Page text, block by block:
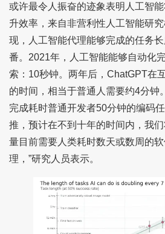
或许最令人振奋的迹象表明人工智
升效率，来自非营利性人工智能研
现，人工智能代理能够完成的任务
番。2021年，人工智能能够自动化
索：10秒钟。两年后，ChatGPT在
的时间，相当于普通人需要约4分钟
完成耗时普通开发者50分钟的编码
推，预计在不到十年的时间内，我
量目前需要人类耗时数天或数周的
理，”研究人员表示。